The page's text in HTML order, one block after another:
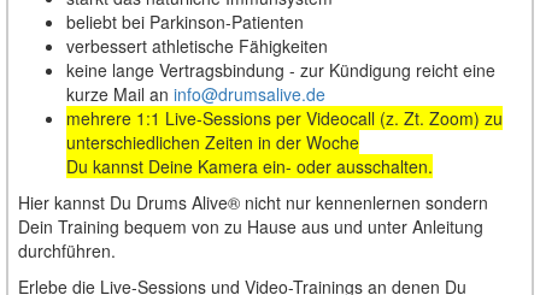
beliebt bei Parkinson-Patienten
verbessert athletische Fähigkeiten
keine lange Vertragsbindung - zur Kündigung reicht eine
kurze Mail an info@drumsalive.de
mehrere 1:1 Live-Sessions per Videocall (z. Zt. Zoom) zu
unterschiedlichen Zeiten in der Woche
Du kannst Deine Kamera ein- oder ausschalten.
Hier kannst Du Drums Alive® nicht nur kennenlernen sondern
Dein Training bequem von zu Hause aus und unter Anleitung
durchführen.
Erlebe die Live-Sessions und Video-Trainings an denen Du